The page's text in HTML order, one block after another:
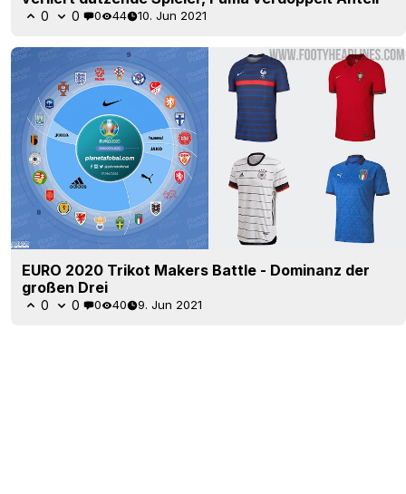
0 0 0 44 10. Jun 2021
EURO 2020 Trikot Makers Battle - Dominanz der
großen Drei
0 0 0 40 9. Jun 2021